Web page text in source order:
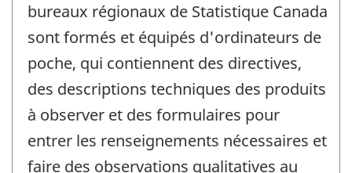
bureaux régionaux de Statistique Canada
sont formés et équipés d'ordinateurs de
poche, qui contiennent des directives,
des descriptions techniques des produits
à observer et des formulaires pour
entrer les renseignements nécessaires et
faire des observations qualitatives au